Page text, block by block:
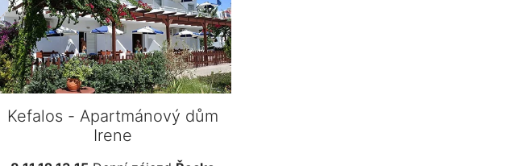
Kefalos - Apartmánový dům
Irene